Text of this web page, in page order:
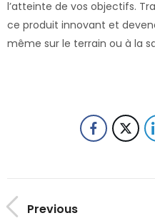
l’atteinte de vos objectifs.
ce produit innovant et
même sur le terrain ou à la
Previous